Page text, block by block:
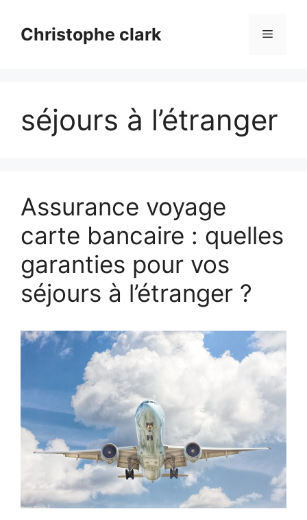
contenuChristophe clark Menu
séjours à l’étranger
Assurance voyage
carte bancaire : quelles
garanties pour vos
séjours à l’étranger ?